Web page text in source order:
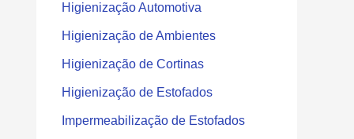
Higienização Automotiva
Higienização de Ambientes
Higienização de Cortinas
Higienização de Estofados
Impermeabilização de Estofados